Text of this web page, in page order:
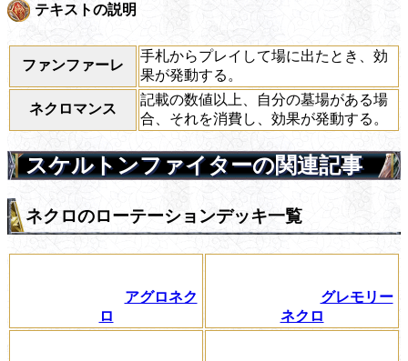
テキストの説明
ファンファーレ
手札からプレイして場に出たとき、効
果が発動する。
ネクロマンス
記載の数値以上、自分の墓場がある場
合、それを消費し、効果が発動する。
スケルトンファイターの関連記事
ネクロのローテーションデッキ一覧
アグロネク
ロ
グレモリー
ネクロ